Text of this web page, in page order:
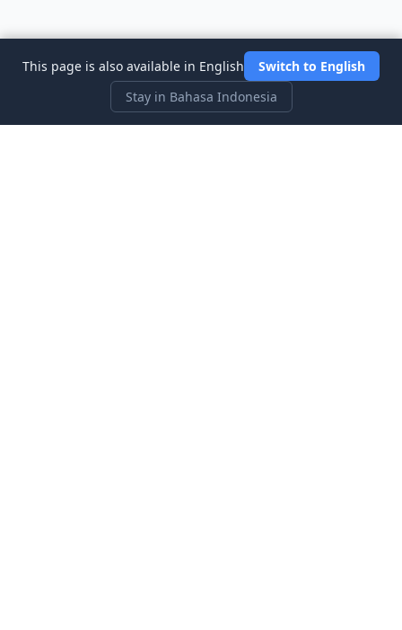
This page is also available in English
Switch to English
Stay in Bahasa Indonesia